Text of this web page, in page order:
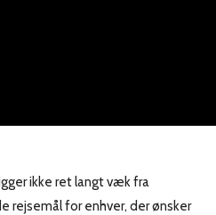
ikke ret langt væk fra
rejsemål for enhver, der ønsker